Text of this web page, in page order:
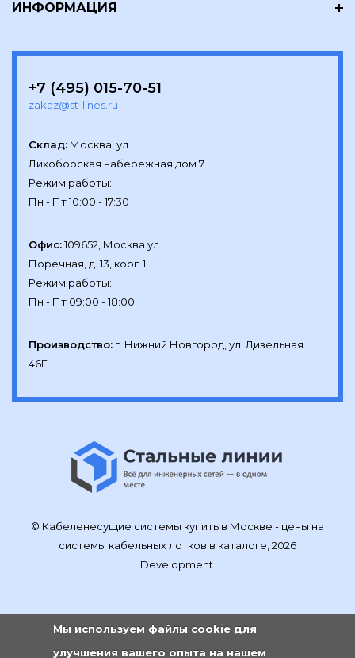
ИНФОРМАЦИЯ
+7 (495) 015-70-51
zakaz@st-lines.ru
Склад: Москва, ул.
Лихоборская набережная дом 7
Режим работы:
Офис:109652, Москва ул.
Поречная, д. 13, корп 1
Режим работы:
Производство: г. Нижний Новгород, ул. Дизельная
46Е
© Кабеленесущие системы купить в Москве - цены на
системы кабельных лотков в каталоге, 2026
Development
Мы используем файлы cookie для
улучшения вашего опыта на нашем